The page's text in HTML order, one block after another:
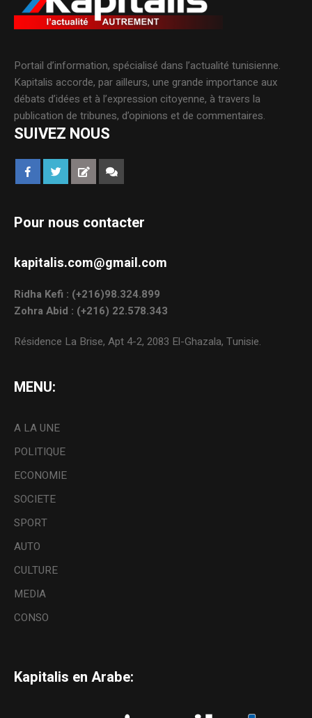
Portail d’information, spécialisé dans l’actualité tunisienne.
Kapitalis accorde, par ailleurs, une grande importance aux
débats d’idées et à l’expression citoyenne, à travers la
publication de tribunes, d’opinions et de commentaires.
SUIVEZ NOUS
Pour nous contacter
kapitalis.com@gmail.com
Ridha Kefi : (+216)98.324.899
Zohra Abid : (+216) 22.578.343
Résidence La Brise, Apt 4-2, 2083 El-Ghazala, Tunisie.
MENU:
A LA UNE
POLITIQUE
ECONOMIE
SOCIETE
SPORT
AUTO
CULTURE
MEDIA
CONSO
Kapitalis en Arabe: